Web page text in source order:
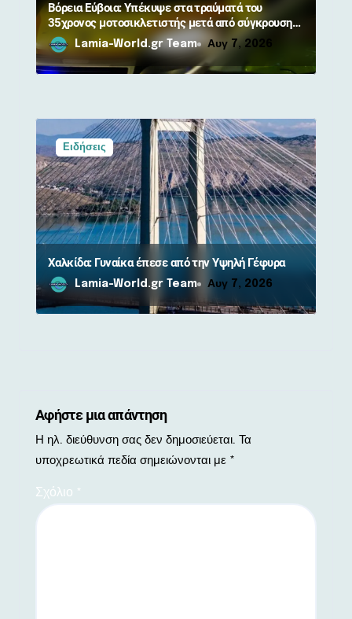
Βόρεια Εύβοια: Υπέκυψε στα τραύματά του
35χρονος μοτοσικλετιστής μετά από σύγκρουση
με αγριογούρουνο
Lamia-World.gr Team Αυγ 7, 2026
Ειδήσεις
Χαλκίδα: Γυναίκα έπεσε από την Υψηλή Γέφυρα
Lamia-World.gr Team Αυγ 7, 2026
Αφήστε μια απάντηση
Η ηλ. διεύθυνση σας δεν δημοσιεύεται. Τα
υποχρεωτικά πεδία σημειώνονται με *
Σχόλιο *